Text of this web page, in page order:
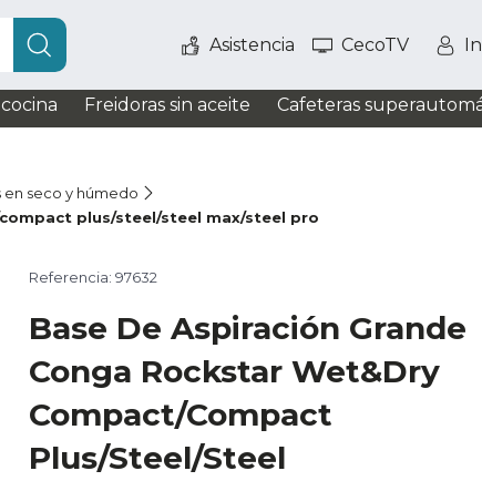
Asistencia CecoTV
Freidoras sin aceite Cafeteras
en seco y húmedo
plus/steel/steel max/steel pro
Referencia: 97632
Base De Aspiración Grande
Conga Rockstar Wet&Dry
Compact/Compact
Plus/Steel/Steel